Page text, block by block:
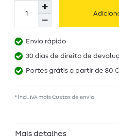
Envio rápido
30 dias de direito de
Portes grátis a partir de 80 €
* incl. IVA mais Custos de envio
Mais detalhes